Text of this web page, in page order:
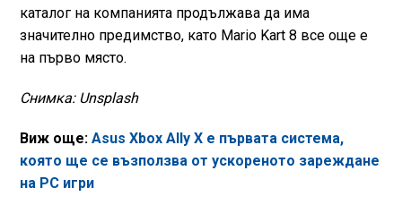
каталог на компанията продължава да има
значително предимство, като Mario Kart 8 все още е
на първо място.
Снимка: Unsplash
Виж още: Asus Xbox Ally X е първата система,
която ще се възползва от ускореното зареждане
на РС игри